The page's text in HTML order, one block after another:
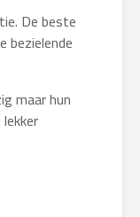
De beste
bezielende
maar hun